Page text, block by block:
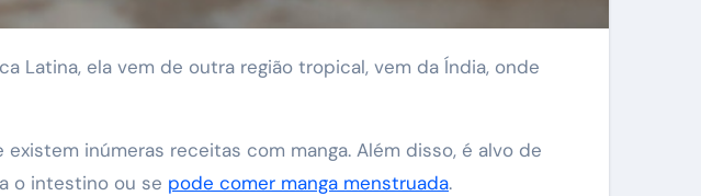
inúmeras receitas com manga. Além disso, é alvo de
o intestino ou se pode comer manga menstruada.